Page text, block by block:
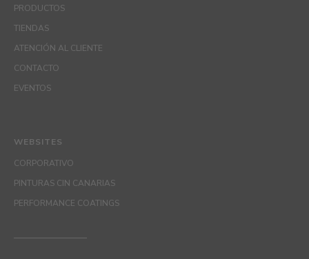
PRODUCTOS
TIENDAS
ATENCIÓN AL CLIENTE
CONTACTO
EVENTOS
WEBSITES
CORPORATIVO
PINTURAS CIN CANARIAS
PERFORMANCE COATINGS